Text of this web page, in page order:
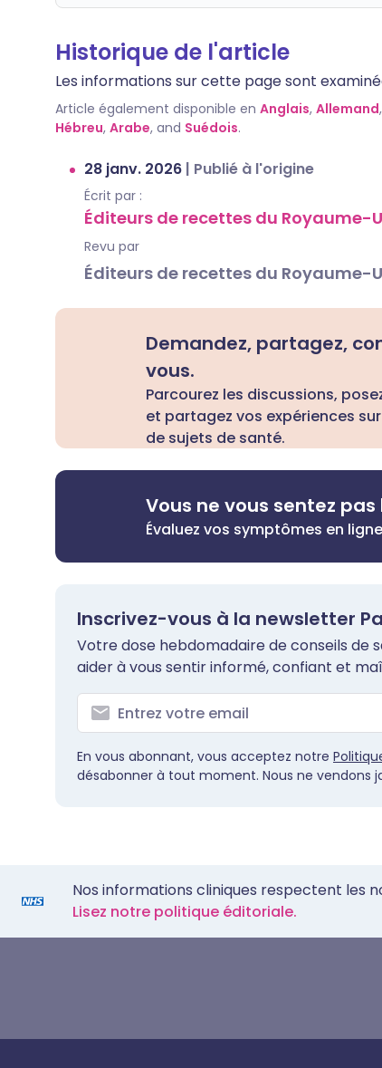
Historique de l'article
Les informations sur cette page sont
Article également disponible en Anglais, Allemand,
Hébreu, Arabe, and Suédois.
28 janv. 2026 | Publié à l'origine
Écrit par :
Éditeurs de recettes du Royaume-
Revu par
Éditeurs de recettes du Royaume-
Demandez, partagez,
vous.
Parcourez les discussions,
et partagez vos expériences
de sujets de santé.
Vous ne vous sentez pas
Évaluez vos symptômes en
Inscrivez-vous à la newsletter
Votre dose hebdomadaire de conseils de
aider à vous sentir informé, confiant et
En vous abonnant, vous acceptez notre
désabonner à tout moment. Nous ne vendons
Nos informations cliniques respectent les
Lisez notre politique éditoriale.